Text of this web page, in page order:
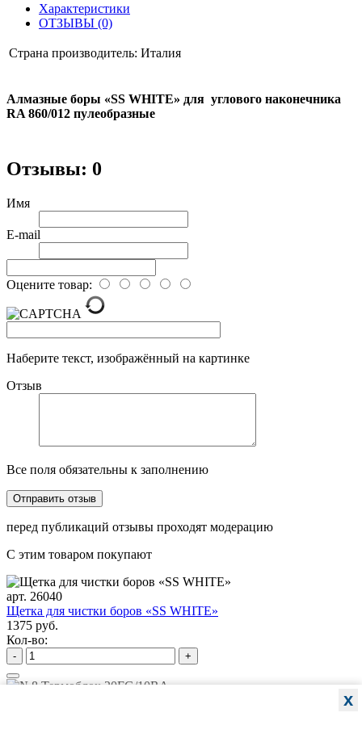
Характеристики
ОТЗЫВЫ (0)
Страна производитель: Италия
Алмазные боры «SS WHITE» для углового наконечника
RA 860/012 пулеобразные
Отзывы: 0
Имя
E-mail
Оцените товар:
Наберите текст, изображённый на картинке
Отзыв
Все поля обязательны к заполнению
перед публикаций отзывы проходят модерацию
С этим товаром покупают
арт. 26040
Щетка для чистки боров «SS WHITE»
1375 руб.
Кол-во:
- +
x